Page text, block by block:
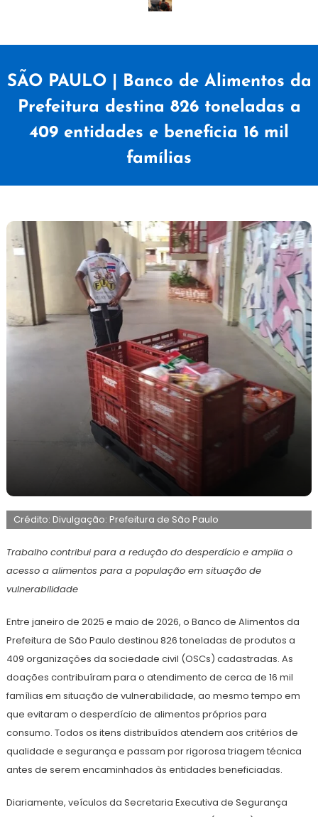
SÃO PAULO | Banco de Alimentos da
Prefeitura destina 826 toneladas a
409 entidades e beneficia 16 mil
famílias
junho
2026
Crédito: Divulgação: Prefeitura de São Paulo
Trabalho contribui para a redução do desperdício e amplia o
acesso a alimentos para a população em situação de
vulnerabilidade
Entre janeiro de 2025 e maio de 2026, o Banco de Alimentos da
Prefeitura de São Paulo destinou 826 toneladas de produtos a
409 organizações da sociedade civil (OSCs) cadastradas. As
doações contribuíram para o atendimento de cerca de 16 mil
famílias em situação de vulnerabilidade, ao mesmo tempo em
que evitaram o desperdício de alimentos próprios para
consumo. Todos os itens distribuídos atendem aos critérios de
qualidade e segurança e passam por rigorosa triagem técnica
antes de serem encaminhados às entidades beneficiadas.
Diariamente, veículos da Secretaria Executiva de Segurança